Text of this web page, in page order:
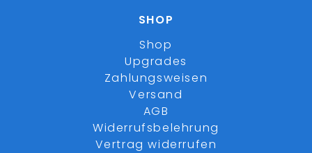
SHOP
Shop
Upgrades
Zahlungsweisen
Versand
AGB
Widerrufsbelehrung
Vertrag widerrufen